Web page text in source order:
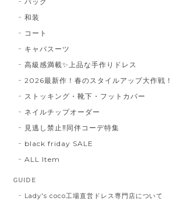
和装
コート
キャバスーツ
高級感満載✨上品な手作りドレス
2026最新作！春のスタイルアップ大作戦！
ストッキング・靴下・フットカバー
ネイルチップオーダー
見逃し禁止‼同伴コーデ特集
black friday SALE
ALL Item
GUIDE
Lady's coco工場直営ドレス専門店について